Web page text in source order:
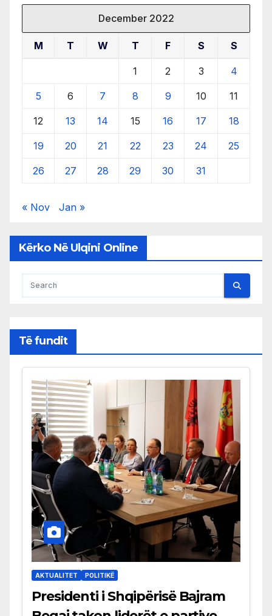
December 2022
M T W T F S S
1 2 3 4
5 6 7 8 9 10 11
12 13 14 15 16 17 18
19 20 21 22 23 24 25
26 27 28 29 30 31
« Nov Jan »
Kërko Në Ulqini Online
Të fundit
AKTUALITET POLITIKË
Presidenti i Shqipërisë Bajram